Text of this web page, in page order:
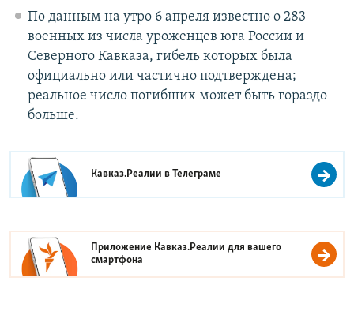
По данным на утро 6 апреля известно о 283
военных из числа уроженцев юга России и
Северного Кавказа, гибель которых была
официально или частично подтверждена;
реальное число погибших может быть гораздо
больше.
Кавказ.Реалии вТелеграме
Приложение Кавказ.Реалии для вашего
смартфона